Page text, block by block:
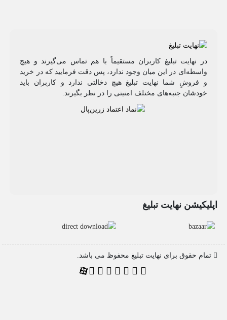
در نهایت تبلیغ کاربران مستقیماً با هم تماس می‌گیرند و هیچ
واسطه‌ای در این میان وجود ندارد، پس دقت فرمایید که در خرید
و فروشِ شما نهایت تبلیغ هیچ دخالتی ندارد و کاربران باید
خودشان جنبه‌های مختلف امنیتی را در نظر بگیرند.
اپلیکیشن نهایت تبلیغ
تمام حقوق برای نهایت تبلیغ محفوظ می باشد.